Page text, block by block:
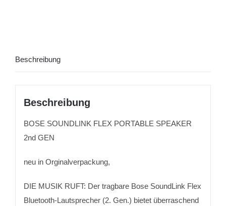
Beschreibung
Beschreibung
BOSE SOUNDLINK FLEX PORTABLE SPEAKER
2nd GEN
neu in Orginalverpackung,
DIE MUSIK RUFT: Der tragbare Bose SoundLink Flex
Bluetooth-Lautsprecher (2. Gen.) bietet überraschend